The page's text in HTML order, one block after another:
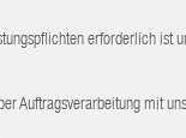
erforderlich ist
Auftragsverarbeitung mit